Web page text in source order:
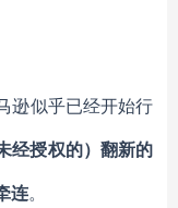
逊似乎已经开始行
经授权的）翻新的
连。